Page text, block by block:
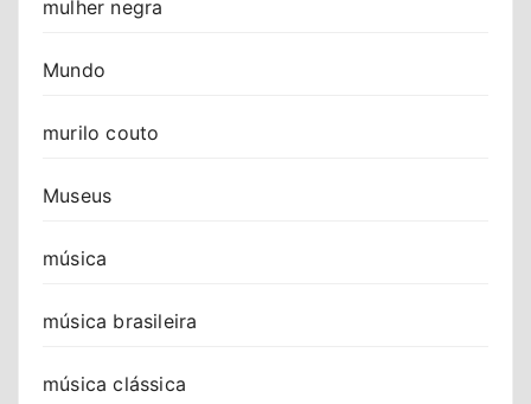
mulher negra
Mundo
murilo couto
Museus
música
música brasileira
música clássica